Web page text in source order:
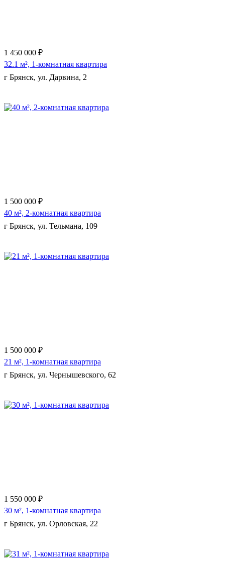
1 450 000 ₽
32.1 м², 1-комнатная квартира
г Брянск, ул. Дарвина, 2
1 500 000 ₽
40 м², 2-комнатная квартира
г Брянск, ул. Тельмана, 109
1 500 000 ₽
21 м², 1-комнатная квартира
г Брянск, ул. Чернышевского, 62
1 550 000 ₽
30 м², 1-комнатная квартира
г Брянск, ул. Орловская, 22